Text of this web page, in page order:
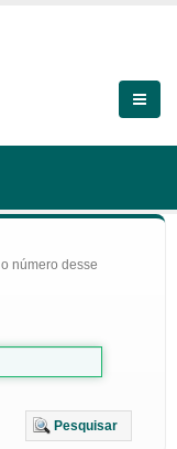
número desse
Pesquisar